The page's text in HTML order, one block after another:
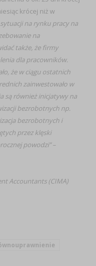
krócej niż w
na rynku pracy na
na
także, że firmy
dla pracowników.
że w ciągu ostatnich
zainwestowało w
są również inicjatywy na
bezrobotnych np.
bezrobotnych i
przez klęski
powodzi”–
Accountants (CIMA)